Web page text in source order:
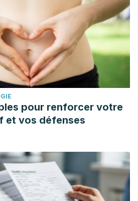
pour renforcer votre
et vos défenses